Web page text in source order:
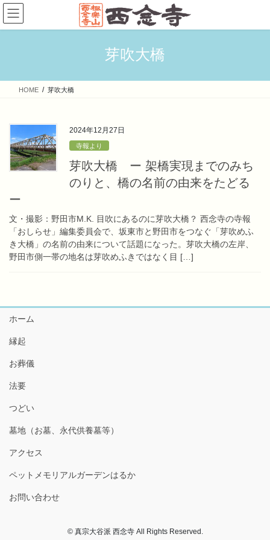
コ
ン
テ
ス
ナ
ビ
ゲ
ン
芽吹大橋
HOME 芽吹大橋
2024年12月27日
寺報より
芽吹大橋 ー 架橋実現までのみち
のりと、橋の名前の由来をたどる
ー
文・撮影：野田市M.K. 目吹にあるのに芽吹大橋？ 西念寺の寺報
「おしらせ」編集委員会で、坂東市と野田市をつなぐ「芽吹めふ
き大橋」の名前の由来について話題になった。芽吹大橋の左岸、
野田市側一帯の地名は芽吹めふきではなく目 […]
ホーム
縁起
お葬儀
法要
つどい
墓地（お墓、永代供養墓等）
アクセス
ペットメモリアルガーデンはるか
お問い合わせ
© 真宗大谷派 西念寺 All Rights Reserved.